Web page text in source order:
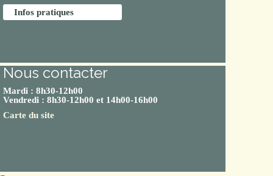
Infos pratiques
Nous contacter
Mardi : 8h30-12h00
Vendredi : 8h30-12h00 et 14h00-16h00
Carte du site